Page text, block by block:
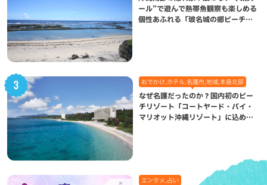
ール”で遊んで熱帯魚観察も楽しめる
個性あふれる「玻名城の郷ビーチ」
おでかけ,ホテル,名護市,地域,本島北部
なぜ名護だったのか？国内初のビー
チリゾート「コートヤード・バイ・
マリオット沖縄リゾート」に込めら
エンタメ,占い